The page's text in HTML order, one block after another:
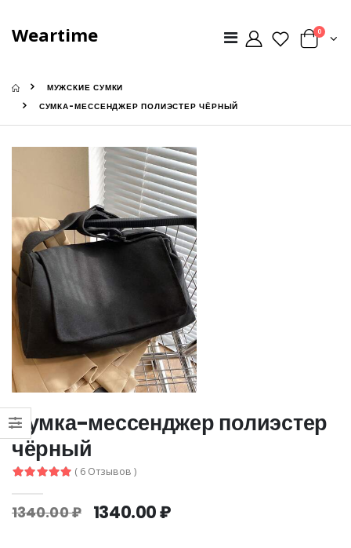
Weartime 0
МУЖСКИЕ СУМКИ
СУМКА-МЕССЕНДЖЕР ПОЛИЭСТЕР ЧЁРНЫЙ
Сумка-мессенджер полиэстер
чёрный
( 6 Отзывов )
1340.00 ₽ 1340.00 ₽